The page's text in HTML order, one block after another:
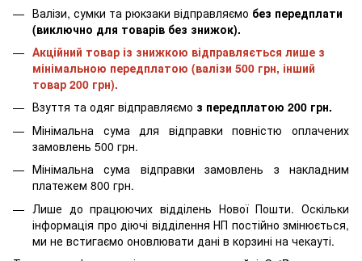
Валізи, сумки та рюкзаки відправляємо без передплати
(виключно для товарів без знижок).
Акційний товар із знижкою відправляється лише з
мінімальною передплатою (валізи 500 грн, інший
товар 200 грн).
Взуття та одяг відправляємо з передплатою 200 грн.
Мінімальна сума для відправки повністю оплачених
замовлень 500 грн.
Мінімальна сума відправки замовлень з накладним
платежем 800 грн.
Лише до працюючих відділень Нової Пошти. Оскільки
інформація про діючі відділення НП постійно змінюється,
ми не встигаємо оновлювати дані в корзині на чекауті.